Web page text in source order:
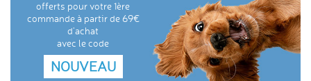
offerts pour votre 1ère
commande à partir de 69
d'achat
avec le code
NOUVEAU